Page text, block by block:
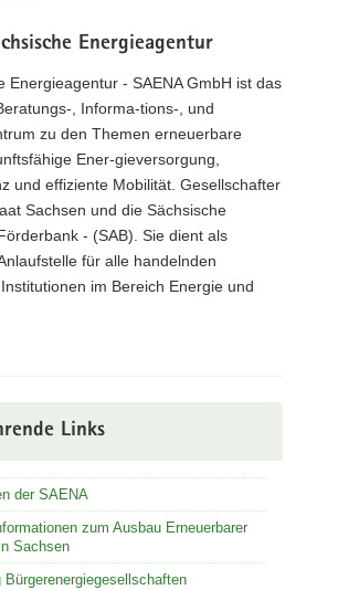
Energieagentur
Energieagentur - SAENA GmbH ist das
, Informa-tions-, und
zu den Themen erneuerbare
Ener-gieversorgung,
und effiziente Mobilität. Gesellschafter
Sachsen und die Sächsische
- (SAB). Sie dient als
für alle handelnden
im Bereich Energie und
Links
der SAENA
zum Ausbau Erneuerbarer
Sachsen
Bürgerenergiegesellschaften